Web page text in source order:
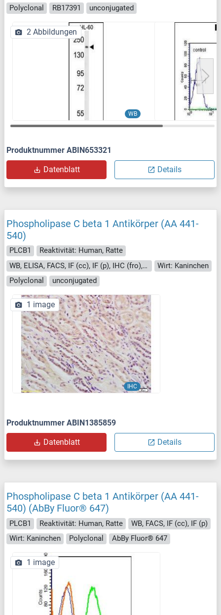
Polyclonal
RB17391 unconjugated
WB
2 Abbildungen
Produktnummer ABIN653321
Datenblatt Details
Phospholipase C beta 1 Antikörper (AA 441-
540)
PLCB1
Reaktivität: Human, Ratte
WB, ELISA, FACS, IF (cc), IF (p), IHC (fro), IHC (p)
Wirt: Kaninchen
Polyclonal
unconjugated
IHC
1 image
Produktnummer ABIN1385859
Datenblatt Details
Phospholipase C beta 1 Antikörper (AA 441-
540) (AbBy Fluor® 647)
PLCB1 Reaktivität: Human, Ratte
WB, FACS, IF (cc), IF (p)
Wirt: Kaninchen
Polyclonal AbBy Fluor® 647
1 image